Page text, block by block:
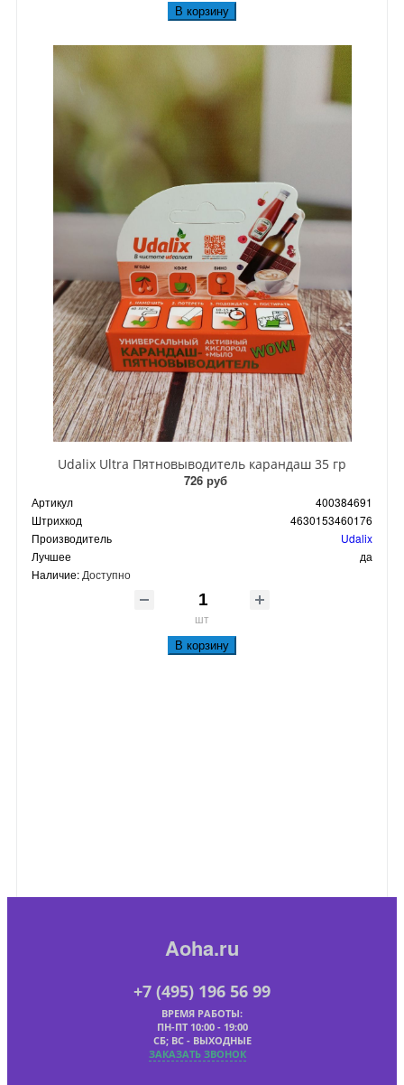
В корзину
Udalix Ultra Пятновыводитель карандаш 35 гр
726 руб
Артикул
400384691
Штрихкод
4630153460176
Производитель
Udalix
Лучшее
да
Наличие: Доступно
шт
В корзину
Aoha.ru
+7 (495) 196 56 99
ВРЕМЯ РАБОТЫ:
ПН-ПТ 10:00 - 19:00
СБ; ВС - ВЫХОДНЫЕ
ЗАКАЗАТЬ ЗВОНОК